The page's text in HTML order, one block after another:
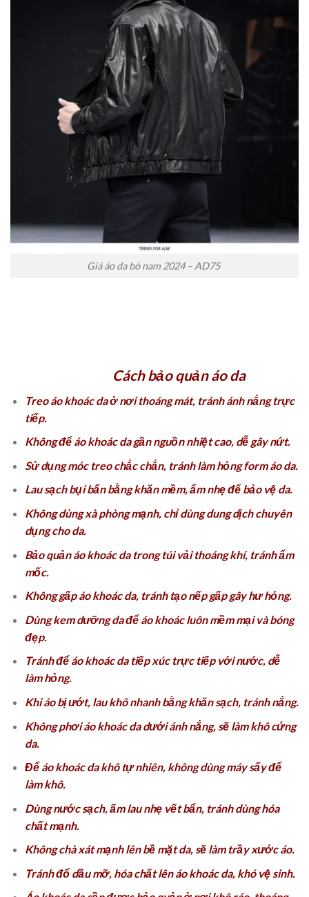
Giá áo da bò nam 2024 – AD75
Cách bảo quản áo da
Treo áo khoác da ở nơi thoáng mát, tránh ánh nắng trực
tiếp.
Không để áo khoác da gần nguồn nhiệt cao, dễ gây nứt.
Sử dụng móc treo chắc chắn, tránh làm hỏng form áo da.
Lau sạch bụi bẩn bằng khăn mềm, ẩm nhẹ để bảo vệ da.
Không dùng xà phòng mạnh, chỉ dùng dung dịch chuyên
dụng cho da.
Bảo quản áo khoác da trong túi vải thoáng khí, tránh ẩm
mốc.
Không gấp áo khoác da, tránh tạo nếp gấp gây hư hỏng.
Dùng kem dưỡng da để áo khoác luôn mềm mại và bóng
đẹp.
Tránh để áo khoác da tiếp xúc trực tiếp với nước, dễ
làm hỏng.
Khi áo bị ướt, lau khô nhanh bằng khăn sạch, tránh nắng.
Không phơi áo khoác da dưới ánh nắng, sẽ làm khô cứng
da.
Để áo khoác da khô tự nhiên, không dùng máy sấy để
làm khô.
Dùng nước sạch, ấm lau nhẹ vết bẩn, tránh dùng hóa
chất mạnh.
Không chà xát mạnh lên bề mặt da, sẽ làm trầy xước áo.
Tránh đổ dầu mỡ, hóa chất lên áo khoác da, khó vệ sinh.